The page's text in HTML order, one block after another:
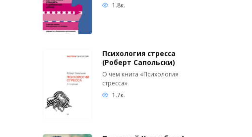
1.8к.
Психология стресса
(Роберт Сапольски)
О чем книга «Психология
стресса»
1.7к.